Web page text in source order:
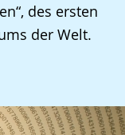
des ersten
der Welt.